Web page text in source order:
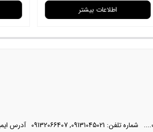
اطلاعات بیشتر
شماره تلفن: 09131045021
,
09132066407 آدرس